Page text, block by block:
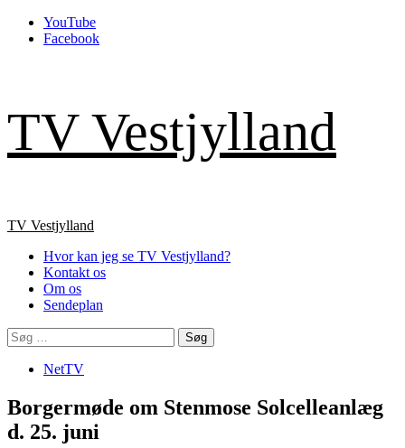
Skip
YouTube
Facebook
TV Vestjylland
Primary
TV Vestjylland
Hvor kan jeg se TV Vestjylland?
Kontakt os
Om os
Sendeplan
Søg
efter:
NetTV
Borgermøde om Stenmose Solcelleanlæg
d. 25. juni